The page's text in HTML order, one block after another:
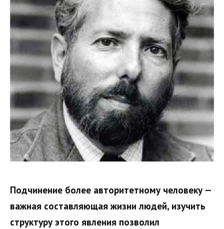
Подчинение более авторитетному человеку —
важная составляющая жизни людей, изучить
структуру этого явления позволил